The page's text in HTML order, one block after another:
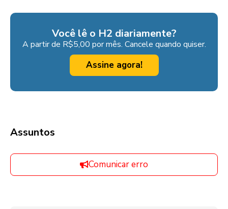
Você lê o H2 diariamente?
A partir de R$5,00 por mês. Cancele quando quiser.
Assine agora!
Assuntos
Comunicar erro